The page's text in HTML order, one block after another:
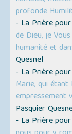
profonde
- La Prière
de Dieu, je
humanité et
Quesnel
- La Prière
Marie, qui étant
empressement
Pasquier
- La Prière